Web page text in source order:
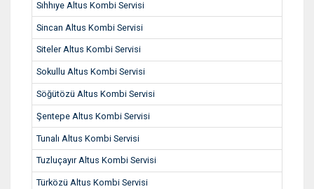
Sıhhıye Altus Kombi Servisi
Sincan Altus Kombi Servisi
Siteler Altus Kombi Servisi
Sokullu Altus Kombi Servisi
Söğütözü Altus Kombi Servisi
Şentepe Altus Kombi Servisi
Tunalı Altus Kombi Servisi
Tuzluçayır Altus Kombi Servisi
Türközü Altus Kombi Servisi